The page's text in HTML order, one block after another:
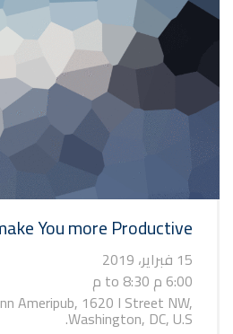
You more Productive
15 فبراير، 2019
6:00 م to 8:30 م
Ameripub, 1620 I Street NW,
Washington, DC, U.S.